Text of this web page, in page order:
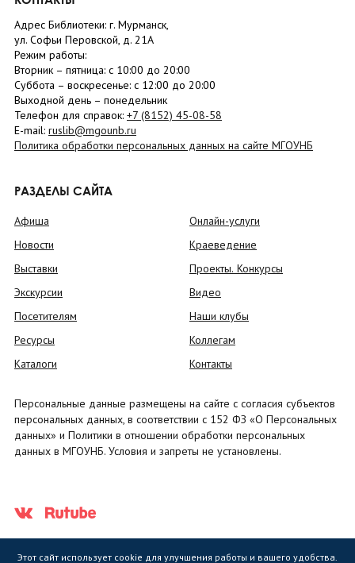
Адрес Библиотеки: г. Мурманск,
ул. Софьи Перовской, д. 21А
Режим работы:
Вторник – пятница: с 10:00 до 20:00
Суббота – воскресенье: c 12:00 до 20:00
Выходной день – понедельник
Телефон для справок: +7 (8152) 45-08-58
E-mail: ruslib@mgounb.ru
Политика обработки персональных данных на сайте МГОУНБ
РАЗДЕЛЫ САЙТА
Афиша
Новости
Выставки
Экскурсии
Посетителям
Ресурсы
Каталоги
Онлайн-услуги
Краеведение
Проекты. Конкурсы
Видео
Наши клубы
Коллегам
Контакты
Персональные данные размещены на сайте с согласия субъектов
персональных данных, в соответствии с 152 ФЗ «О Персональных
данных» и Политики в отношении обработки персональных
данных в МГОУНБ. Условия и запреты не установлены.
Этот сайт использует cookie для улучшения работы и вашего удобства.